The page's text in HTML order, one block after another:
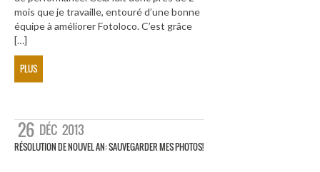
mois que je travaille, entouré d’une bonne
équipe à améliorer Fotoloco. C’est grâce
[…]
PLUS
26 DÉC 2013
RÉSOLUTION DE NOUVEL AN: SAUVEGARDER MES PHOTOS!